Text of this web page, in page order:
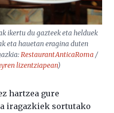
ikertu du gazteek eta helduek
eta hauetan eragina duten
RestaurantAnticaRoma /
lizentziapean)
hartzea gure
iragazkiek sortutako